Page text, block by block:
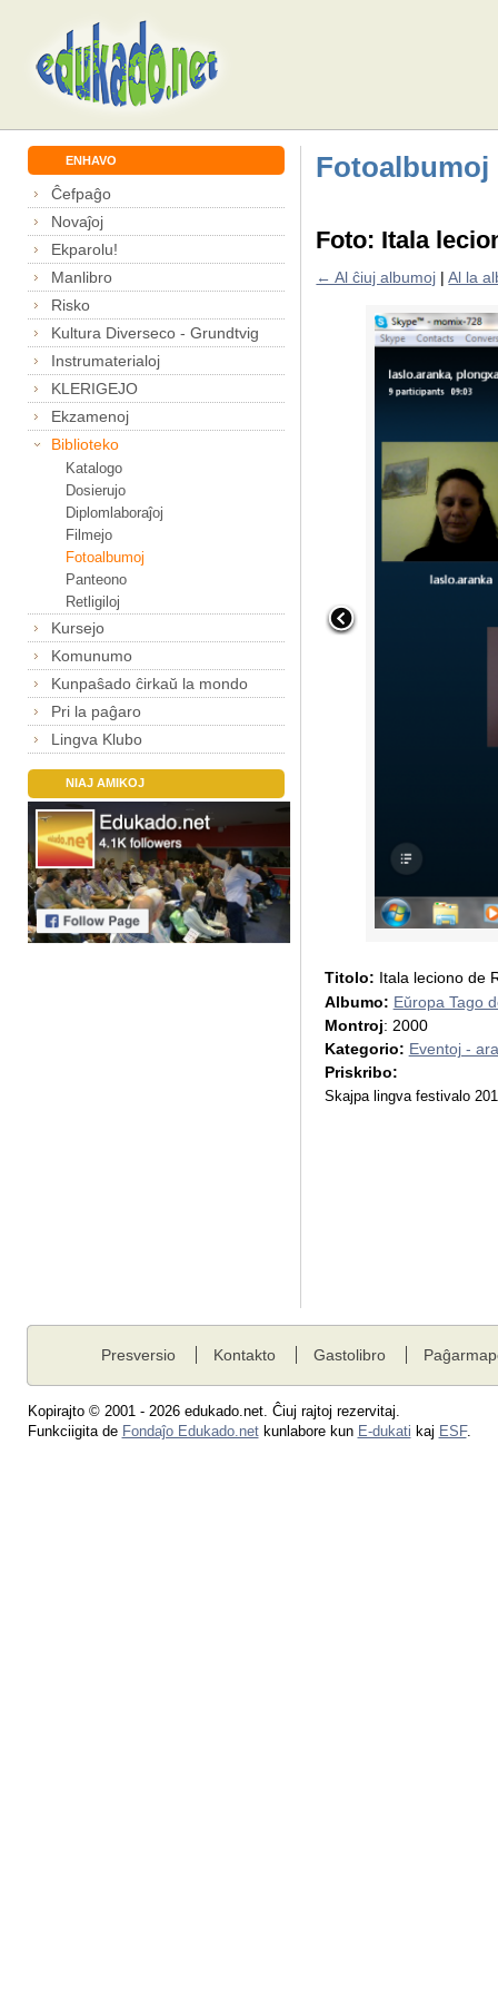
ENHAVO
Ĉefpaĝo
Novaĵoj
Ekparolu!
Manlibro
Risko
Kultura Diverseco - Grundtvig
Instrumaterialoj
KLERIGEJO
Ekzamenoj
Biblioteko
Katalogo
Dosierujo
Diplomlaboraĵoj
Filmejo
Fotoalbumoj
Panteono
Retligiloj
Kursejo
Komunumo
Kunpaŝado ĉirkaŭ la mondo
Pri la paĝaro
Lingva Klubo
NIAJ AMIKOJ
Fotoalbumoj
Foto: Itala
← Al ĉiuj albumoj |Al la
Titolo: Itala leciono de
Albumo: Eŭropa Tago
Montroj: 2000
Kategorio: Eventoj -
Priskribo:
Skajpa lingva festivalo
Presversio Kontakto Gastolibro
Kopirajto © 2001 - 2026 edukado.net. Ĉiuj rajtoj rezervitaj.
Funkciigita de Fondaĵo Edukado.netkunlabore kun E-dukati kaj ESF.